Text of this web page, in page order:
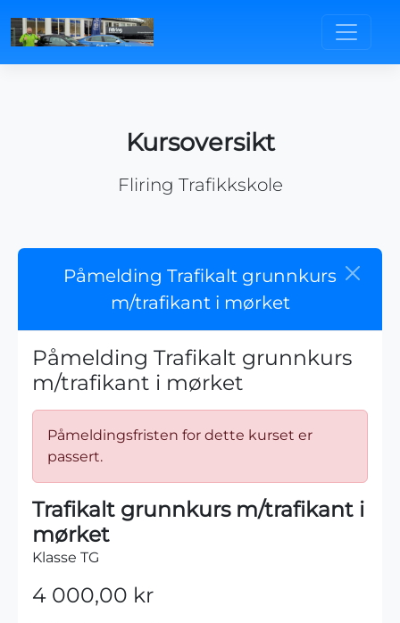
Kursoversikt
Fliring Trafikkskole
Påmelding Trafikalt grunnkurs
m/trafikant i mørket
Påmelding Trafikalt grunnkurs
m/trafikant i mørket
Påmeldingsfristen for dette kurset er
passert.
Trafikalt grunnkurs m/trafikant i
mørket
Klasse TG
4 000,00 kr